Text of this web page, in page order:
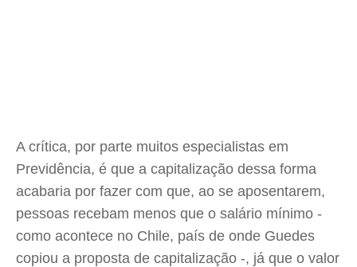
A crítica, por parte muitos especialistas em
Previdência, é que a capitalização dessa forma
acabaria por fazer com que, ao se aposentarem,
pessoas recebam menos que o salário mínimo -
como acontece no Chile, país de onde Guedes
copiou a proposta de capitalização -, já que o valor